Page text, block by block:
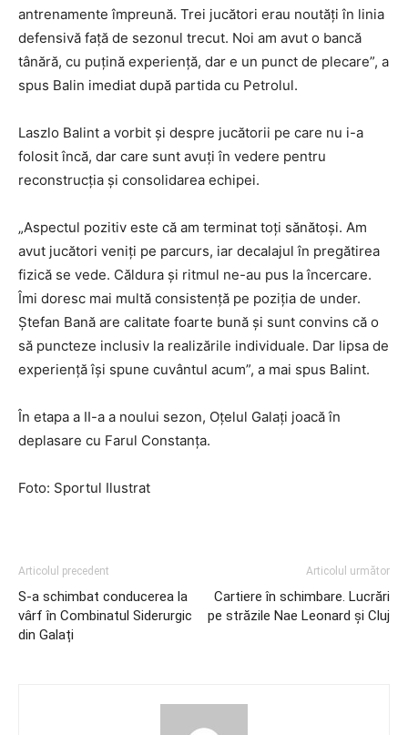
antrenamente împreună. Trei jucători erau noutăți în linia
defensivă față de sezonul trecut. Noi am avut o bancă
tânără, cu puțină experiență, dar e un punct de plecare”, a
spus Balin imediat după partida cu Petrolul.
Laszlo Balint a vorbit și despre jucătorii pe care nu i-a
folosit încă, dar care sunt avuți în vedere pentru
reconstrucția și consolidarea echipei.
„Aspectul pozitiv este că am terminat toți sănătoși. Am
avut jucători veniți pe parcurs, iar decalajul în pregătirea
fizică se vede. Căldura și ritmul ne-au pus la încercare.
Îmi doresc mai multă consistență pe poziția de under.
Ștefan Bană are calitate foarte bună și sunt convins că o
să puncteze inclusiv la realizările individuale. Dar lipsa de
experiență își spune cuvântul acum”, a mai spus Balint.
În etapa a II-a a noului sezon, Oțelul Galați joacă în
deplasare cu Farul Constanța.
Foto: Sportul Ilustrat
Articolul precedent
S-a schimbat conducerea la
vârf în Combinatul Siderurgic
din Galați
Articolul următor
Cartiere în schimbare. Lucrări
pe străzile Nae Leonard și Cluj